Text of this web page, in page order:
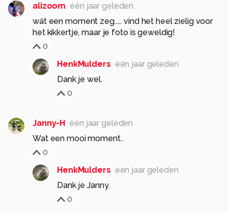
alizoom één jaar geleden
wát een moment zeg..... vind het heel zielig voor
het kikkertje, maar je foto is geweldig!
0
HenkMulders één jaar geleden
Dank je wel.
0
Janny-H één jaar geleden
Wat een mooi moment..
0
HenkMulders één jaar geleden
Dank je Janny.
0